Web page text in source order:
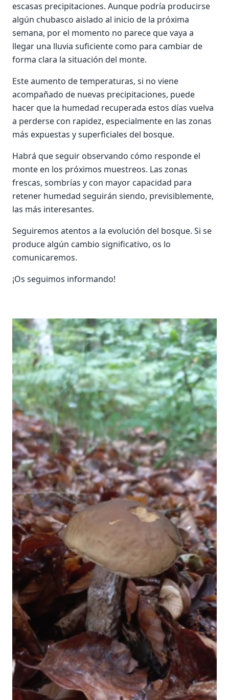
escasas precipitaciones. Aunque podría producirse
algún chubasco aislado al inicio de la próxima
semana, por el momento no parece que vaya a
llegar una lluvia suficiente como para cambiar de
forma clara la situación del monte.
Este aumento de temperaturas, si no viene
acompañado de nuevas precipitaciones, puede
hacer que la humedad recuperada estos días vuelva
a perderse con rapidez, especialmente en las zonas
más expuestas y superficiales del bosque.
Habrá que seguir observando cómo responde el
monte en los próximos muestreos. Las zonas
frescas, sombrías y con mayor capacidad para
retener humedad seguirán siendo, previsiblemente,
las más interesantes.
Seguiremos atentos a la evolución del bosque. Si se
produce algún cambio significativo, os lo
comunicaremos.
¡Os seguimos informando!